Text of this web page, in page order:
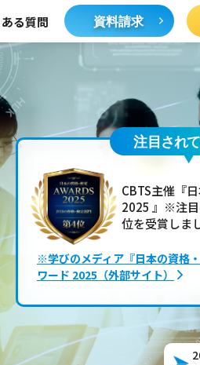
る質問
CBTS主催『
2025 』※注目
位を受賞しま
※学びのメディア『日本の資格
ワード 2025（外部サイト）